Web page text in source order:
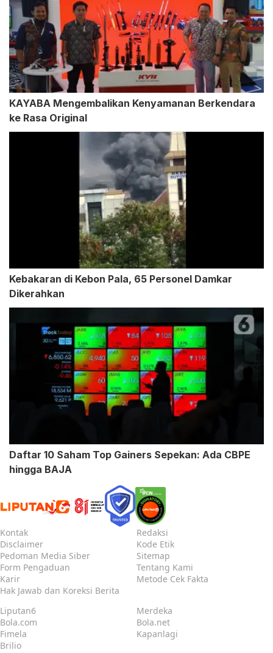
KAYABA Mengembalikan Kenyamanan Berkendara
ke Rasa Original
Kebakaran di Kebon Pala, 65 Personel Damkar
Dikerahkan
Daftar 10 Saham Top Gainers Sepekan: Ada CBPE
hingga BAJA
Kontak
Redaksi
Disclaimer
Kode Etik
Pedoman Media Siber
Sitemap
Form Pengaduan
Tentang Kami
Karir
Metode Cek Fakta
Hak Jawab dan Koreksi Berita
Liputan6
Merdeka
Bola.com
Bola.net
Fimela
Kapanlagi
Brilio